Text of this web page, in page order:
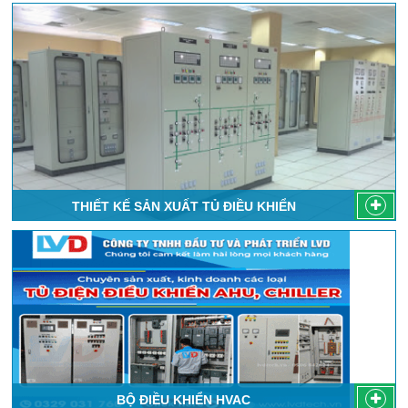
THIẾT KẾ SẢN XUẤT TỦ ĐIỀU KHIỂN
BỘ ĐIỀU KHIỂN HVAC